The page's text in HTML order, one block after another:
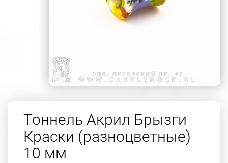
Тоннель Акрил Брызги
Краски (разноцветные)
10 мм